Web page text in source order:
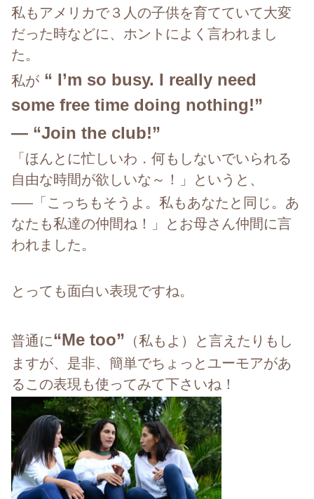
私もアメリカで３人の子供を育てていて大変
だった時などに、ホントによく言われまし
た。
私が “ I’m so busy. I really need
some free time doing nothing!”
— “Join the club!”
「ほんとに忙しいわ．何もしないでいられる
自由な時間が欲しいな～！」というと、
—–「こっちもそうよ。私もあなたと同じ。あ
なたも私達の仲間ね！」とお母さん仲間に言
われました。
とっても面白い表現ですね。
普通に“Me too” （私もよ）と言えたりもし
ますが、是非、簡単でちょっとユーモアがあ
るこの表現も使ってみて下さいね！